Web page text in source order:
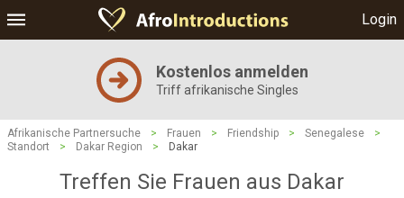
Login
Kostenlos anmelden
Triff afrikanische Singles
Afrikanische Partnersuche > Frauen > Friendship > Senegalese
>
Standort
> Dakar Region > Dakar
Treffen Sie Frauen aus Dakar